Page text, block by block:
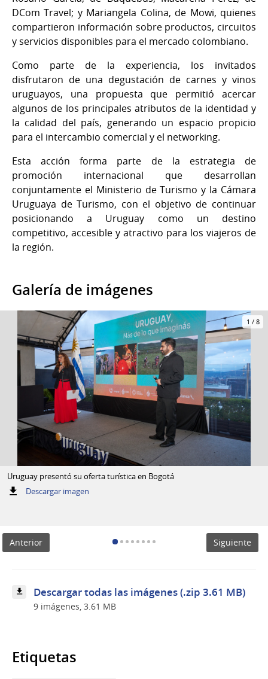
DCom Travel; y Mariangela Colina, de Mowi, quienes
compartieron información sobre productos, circuitos
y servicios disponibles para el mercado colombiano.
Como parte de la experiencia, los invitados
disfrutaron de una degustación de carnes y vinos
uruguayos, una propuesta que permitió acercar
algunos de los principales atributos de la identidad y
la calidad del país, generando un espacio propicio
para el intercambio comercial y el networking.
Esta acción forma parte de la estrategia de
promoción internacional que desarrollan
conjuntamente el Ministerio de Turismo y la Cámara
Uruguaya de Turismo, con el objetivo de continuar
posicionando a Uruguay como un destino
competitivo, accesible y atractivo para los viajeros de
la región.
Galería de imágenes
1 / 8
Uruguay presentó su oferta turística en Bogotá
Descargar imagen:
turística
Anterior Siguiente
Descargar todas las imágenes (.zip 3.61 MB)
9 imágenes, 3.61 MB
Etiquetas